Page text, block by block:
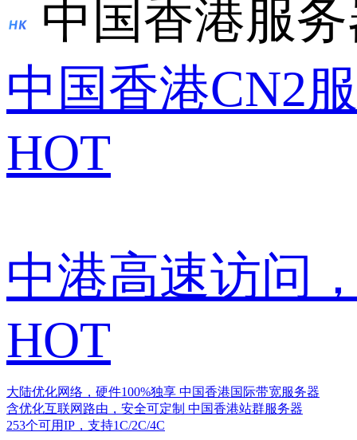
中国香港服
中国香港CN2
HOT
中港高速访问
HOT
大陆优化网络，硬件100%独享 中国香港国际带宽服务器
含优化互联网路由，安全可定制 中国香港站群服务器
253个可用IP，支持1C/2C/4C